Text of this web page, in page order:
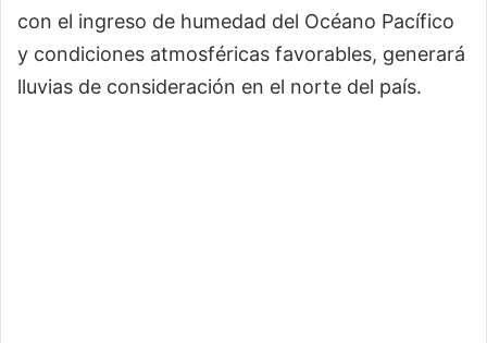
con el ingreso de humedad del Océano Pacífico
y condiciones atmosféricas favorables, generará
lluvias de consideración en el norte del país.